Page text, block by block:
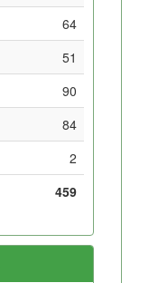
64
51
90
84
2
459